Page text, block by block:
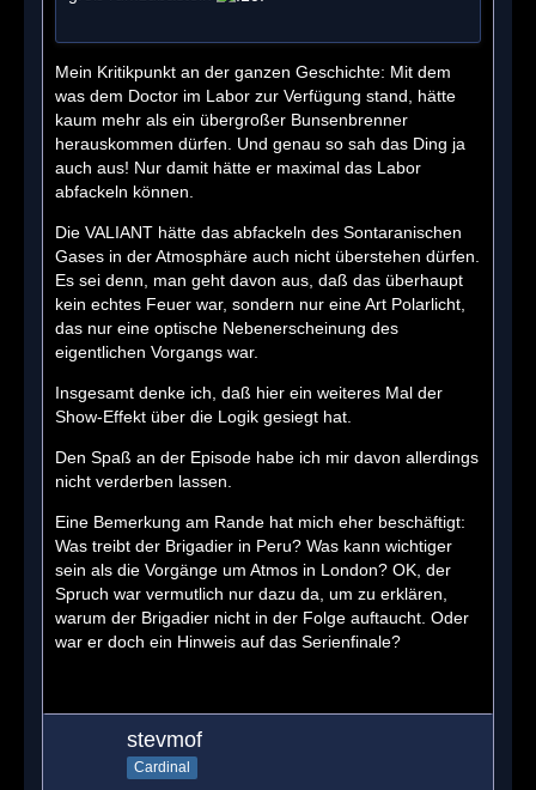
Mein Kritikpunkt an der ganzen Geschichte: Mit dem
was dem Doctor im Labor zur Verfügung stand, hätte
kaum mehr als ein übergroßer Bunsenbrenner
herauskommen dürfen. Und genau so sah das Ding ja
auch aus! Nur damit hätte er maximal das Labor
abfackeln können.
Die VALIANT hätte das abfackeln des Sontaranischen
Gases in der Atmosphäre auch nicht überstehen dürfen.
Es sei denn, man geht davon aus, daß das überhaupt
kein echtes Feuer war, sondern nur eine Art Polarlicht,
das nur eine optische Nebenerscheinung des
eigentlichen Vorgangs war.
Insgesamt denke ich, daß hier ein weiteres Mal der
Show-Effekt über die Logik gesiegt hat.
Den Spaß an der Episode habe ich mir davon allerdings
nicht verderben lassen.
Eine Bemerkung am Rande hat mich eher beschäftigt:
Was treibt der Brigadier in Peru? Was kann wichtiger
sein als die Vorgänge um Atmos in London? OK, der
Spruch war vermutlich nur dazu da, um zu erklären,
warum der Brigadier nicht in der Folge auftaucht. Oder
war er doch ein Hinweis auf das Serienfinale?
stevmof
Cardinal